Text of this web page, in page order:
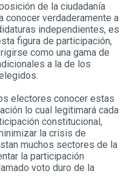
de la ciudadanía
conocer verdaderamente a
independientes, es
figura de participación,
como una gama de
a la de los
electores conocer estas
lo cual legitimará cada
constitucional,
la crisis de
muchos sectores de la
la participación
voto duro de la